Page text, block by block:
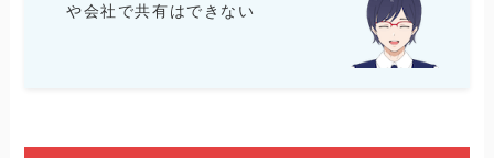
や会社で共有はできない